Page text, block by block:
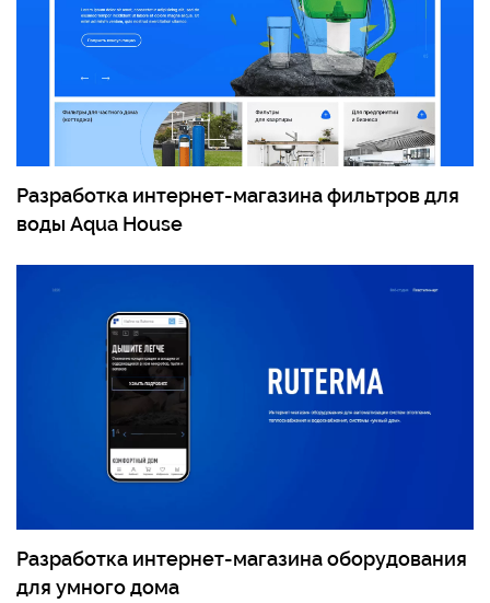
Разработка интернет-магазина фильтров для
воды Aqua House
Разработка интернет-магазина оборудования
для умного дома